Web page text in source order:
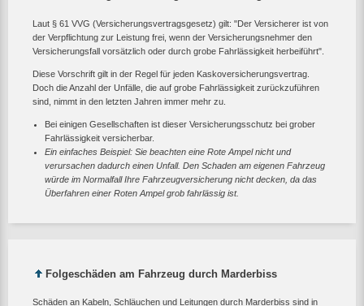
Laut § 61 VVG (Versicherungsvertragsgesetz) gilt: "Der Versicherer ist von
der Verpflichtung zur Leistung frei, wenn der Versicherungsnehmer den
Versicherungsfall vorsätzlich oder durch grobe Fahrlässigkeit herbeiführt".
Diese Vorschrift gilt in der Regel für jeden Kaskoversicherungsvertrag.
Doch die Anzahl der Unfälle, die auf grobe Fahrlässigkeit zurückzuführen
sind, nimmt in den letzten Jahren immer mehr zu.
Bei einigen Gesellschaften ist dieser Versicherungsschutz bei grober
Fahrlässigkeit versicherbar.
Ein einfaches Beispiel: Sie beachten eine Rote Ampel nicht und
verursachen dadurch einen Unfall. Den Schaden am eigenen Fahrzeug
würde im Normalfall Ihre Fahrzeugversicherung nicht decken, da das
Überfahren einer Roten Ampel grob fahrlässig ist.
Folgeschäden am Fahrzeug durch Marderbiss
Schäden an Kabeln, Schläuchen und Leitungen durch Marderbiss sind in